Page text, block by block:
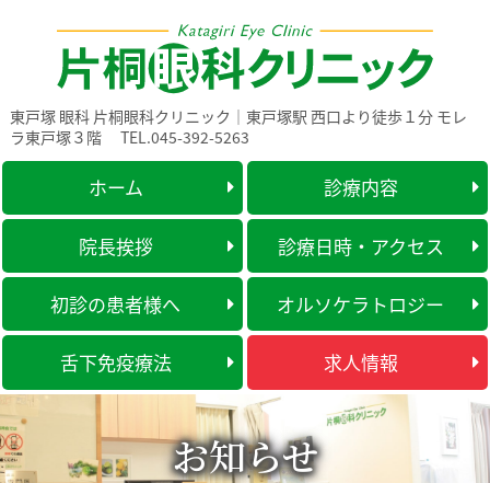
東戸塚 眼科 片桐眼科クリニック｜東戸塚駅 西口より徒歩１分 モレ
ラ東戸塚３階
TEL.045-392-5263
ホーム 診療内容
院長挨拶 診療日時・アクセス
初診の患者様へ オルソケラトロジー
舌下免疫療法 求人情報
お知らせ